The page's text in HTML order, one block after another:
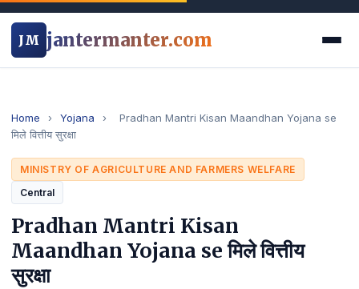
JM jantermanter.com
Home › Yojana ›
Pradhan Mantri Kisan Maandhan Yojana se
मिले वित्तीय सुरक्षा
MINISTRY OF AGRICULTURE AND FARMERS WELFARE
Central
Pradhan Mantri Kisan
Maandhan Yojana se मिले वित्तीय
सुरक्षा